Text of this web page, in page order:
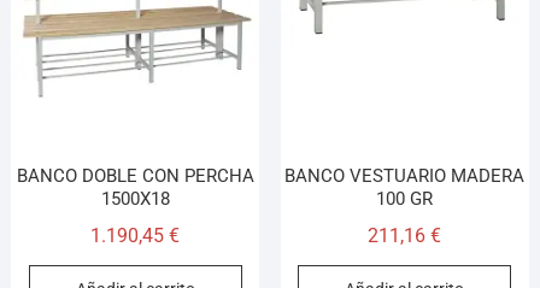
BANCO DOBLE CON PERCHA
1500X18
1.190,45€
BANCO VESTUARIO MADERA
100 GR
211,16€